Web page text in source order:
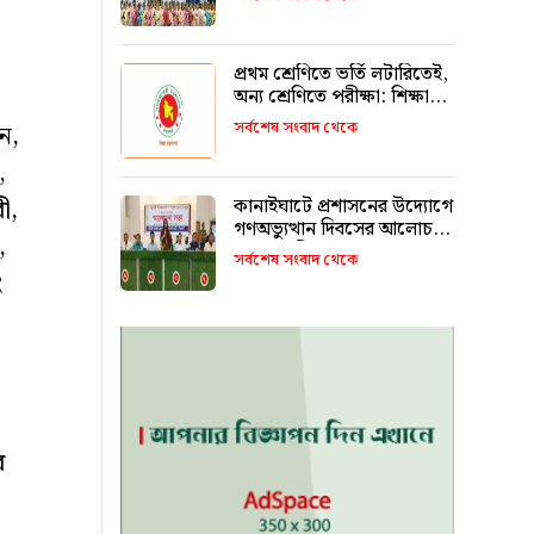
রাখবে : কয়েস লোদী
প্রথম শ্রেণিতে ভর্তি লটারিতেই,
অন্য শ্রেণিতে পরীক্ষা: শিক্ষা
মন্ত্রণালয়
সর্বশেষ সংবাদ থেকে
কানাইঘাটে প্রশাসনের উদ্যোগে
গণঅভ্যুত্থান দিবসের আলোচনা
সভা অনুষ্ঠিত
সর্বশেষ সংবাদ থেকে